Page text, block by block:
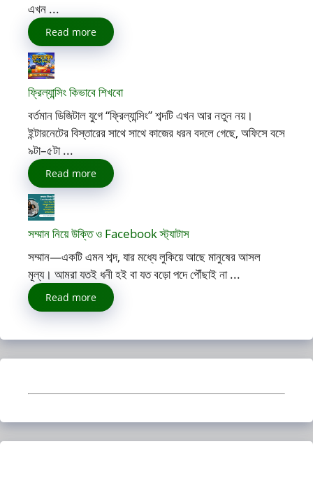
এখন ...
Read more
ফ্রিল্যান্সিং কিভাবে শিখবো
বর্তমান ডিজিটাল যুগে “ফ্রিল্যান্সিং” শব্দটি এখন আর নতুন নয়।
ইন্টারনেটের বিস্তারের সাথে সাথে কাজের ধরন বদলে গেছে, অফিসে বসে
৯টা–৫টা ...
Read more
সম্মান নিয়ে উক্তি ও Facebook স্ট্যাটাস
সম্মান—একটি এমন শব্দ, যার মধ্যে লুকিয়ে আছে মানুষের আসল
মূল্য। আমরা যতই ধনী হই বা যত বড়ো পদে পৌঁছাই না ...
Read more